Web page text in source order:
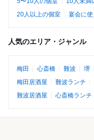
20人以上の個室
宴会に使
人気のエリア・ジャンル
梅田 心斎橋 難波 堺
梅田居酒屋
難波ランチ
難波居酒屋
心斎橋ランチ